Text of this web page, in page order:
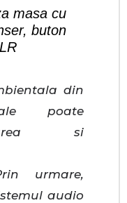
masa cu
buton
din
poate
si
urmare,
audio